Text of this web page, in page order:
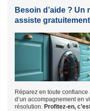
Besoin d’aide ?
assiste
Réparez en toute
d’un accompagnement en
résolution. Profitez-en,